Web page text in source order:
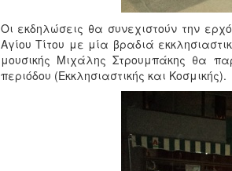
Οι εκδηλώσεις θα συνεχιστούν την
Αγίου Τίτου με μία βραδιά
μουσικής Μιχάλης Στρουμπάκης θα
περιόδου (Εκκλησιαστικής και Κοσμικής).